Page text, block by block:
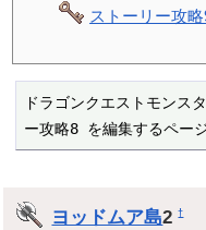
ストーリー攻
ドラゴンクエストモンス
ー攻略8 を編集するページ
ヨッドムア島2†